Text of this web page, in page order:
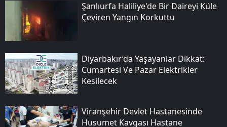
Şanlıurfa Haliliye'de Bir Daireyi Küle
Çeviren Yangın Korkuttu
Diyarbakır’da Yaşayanlar Dikkat:
Cumartesi Ve Pazar Elektrikler
Kesilecek
Viranşehir Devlet Hastanesinde
Husumet Kavgası Hastane